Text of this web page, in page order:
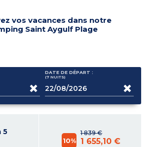
vos vacances dans notre
Saint Aygulf Plage
DATE DE DÉPART :
(7 NUITS)
5 1 839 €
10% 1 655,10 €